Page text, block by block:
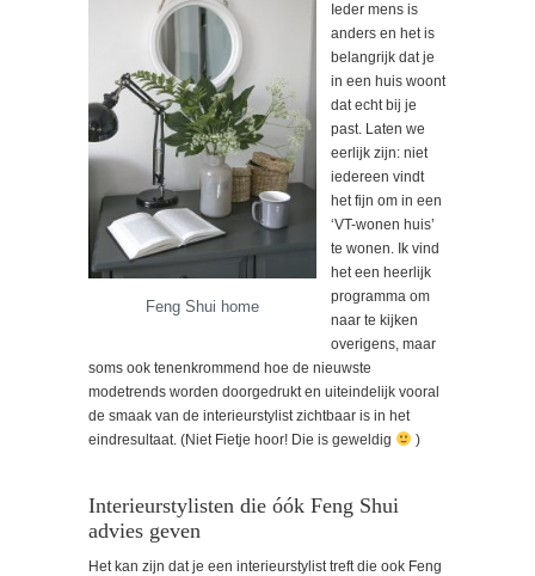
Feng Shui home
Ieder mens is
anders en het is
belangrijk dat je
in een huis woont
dat echt bij je
past. Laten we
eerlijk zijn: niet
iedereen vindt
het fijn om in een
‘VT-wonen huis’
te wonen. Ik vind
het een heerlijk
programma om
naar te kijken
overigens, maar
soms ook tenenkrommend hoe de nieuwste
modetrends worden doorgedrukt en uiteindelijk vooral
de smaak van de interieurstylist zichtbaar is in het
eindresultaat. (Niet Fietje hoor! Die is geweldig
)
Interieurstylisten die óók Feng Shui
advies geven
Het kan zijn dat je een interieurstylist treft die ook Feng